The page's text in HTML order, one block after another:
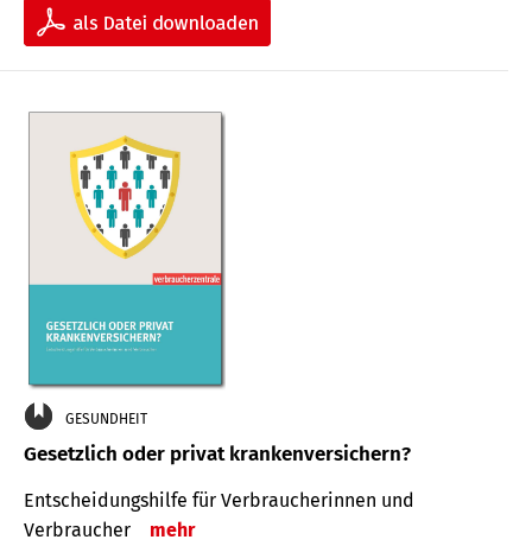
GESUNDHEIT
Gesetzlich oder privat krankenversichern?
Entscheidungshilfe für Verbraucherinnen und
Verbraucher
mehr